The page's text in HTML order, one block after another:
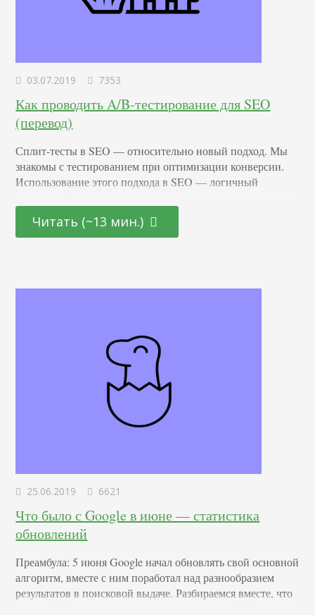
03.07.2019 7353
Как проводить A/B-тестирование для SEO
(перевод)
Сплит-тесты в SEO — относительно новый подход. Мы
знакомы с тестированием при оптимизации конверсии.
Использование этого подхода в SEO — логичный
приведут необходимый трафик на сайт. В Distilled у нас
есть особый инструмент для A/B-тестирования в SEO.
Читать (~13 мин.)
25.06.2019 6621
Что было с Google в июне — статистика
обновлений
Преамбула: 5 июня Google начал обновлять свой основной
алгоритм, вместе с ним поработал над разнообразием
результатов в поисковой выдаче. Разбираемся вместе, что